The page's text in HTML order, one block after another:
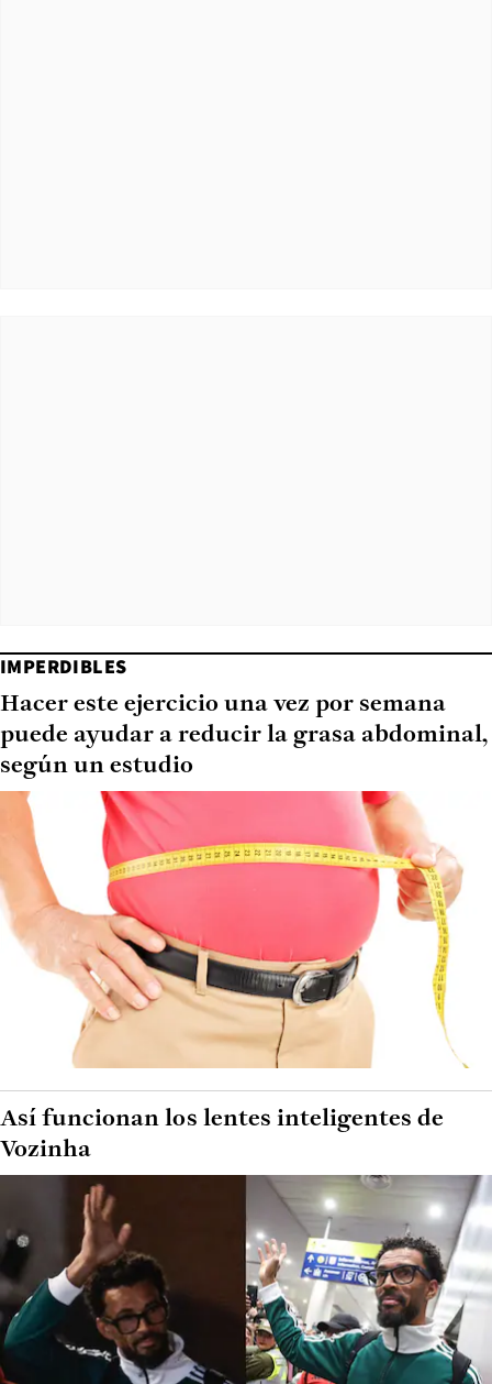
IMPERDIBLES
Hacer este ejercicio una vez por semana
puede ayudar a reducir la grasa abdominal,
según un estudio
Así funcionan los lentes inteligentes de
Vozinha